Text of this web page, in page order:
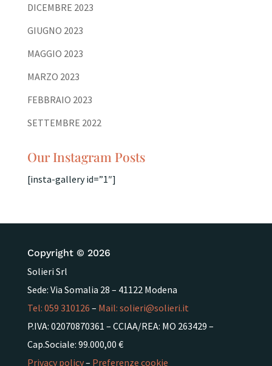
DICEMBRE 2023
GIUGNO 2023
MAGGIO 2023
MARZO 2023
FEBBRAIO 2023
SETTEMBRE 2022
Our Instagram Posts
[insta-gallery id=”1″]
Copyright © 2026
Solieri Srl
Sede: Via Somalia 28 – 41122 Modena
Tel: 059 310126 – Mail: solieri@solieri.it
P.IVA: 02070870361 – CCIAA/REA: MO 263429 –
Cap.Sociale: 99.000,00 €
Privacy policy– Preferenze cookie